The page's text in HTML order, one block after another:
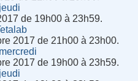
de 19h00 à 23h59.
2017 de 21h00 à 23h00.
2017 de 19h00 à 23h59.